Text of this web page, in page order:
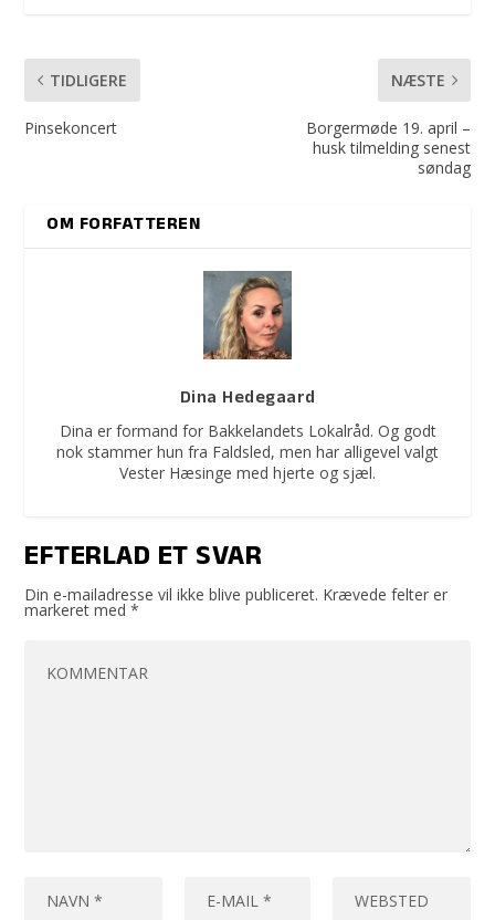
TIDLIGERE
Pinsekoncert
NÆSTE
Borgermøde 19. april –
husk tilmelding senest
søndag
OM FORFATTEREN
Dina Hedegaard
Dina er formand for Bakkelandets Lokalråd. Og godt
nok stammer hun fra Faldsled, men har alligevel valgt
Vester Hæsinge med hjerte og sjæl.
EFTERLAD ET SVAR
Din e-mailadresse vil ikke blive publiceret. Krævede felter er
markeret med*